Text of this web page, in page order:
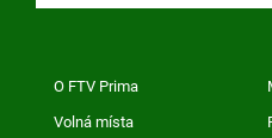
O FTV Prima
Volná místa